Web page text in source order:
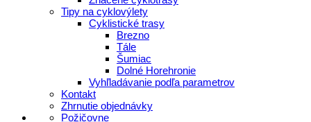
Tipy na cyklovýlety
Cyklistické trasy
Brezno
Tále
Šumiac
Dolné Horehronie
Vyhľladávanie podľa parametrov
Kontakt
Zhrnutie objednávky
Požičovne